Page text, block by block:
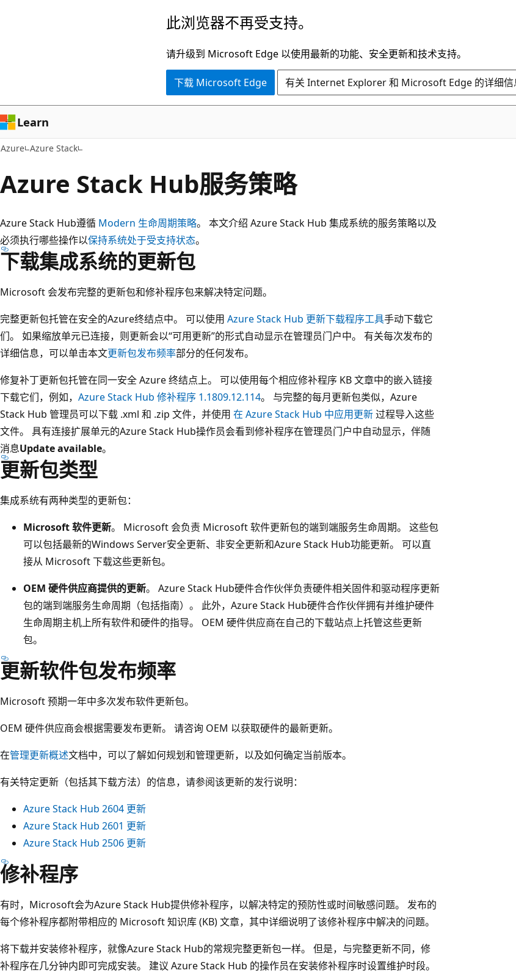
容
此浏览器不再受支持。
请升级到 Microsoft Edge 以使用最新的功能、安全更新和技术支持。
下载 Microsoft Edge 有关 Internet Explorer 和 Microsoft Edge 的详细信
Learn
Azure Azure Stack
Azure Stack Hub服务策略
Azure Stack Hub遵循 Modern 生命周期策略。 本文介绍 Azure Stack Hub 集成系统的服务策略以及
必须执行哪些操作以保持系统处于受支持状态。
下载集成系统的更新包
Microsoft 会发布完整的更新包和修补程序包来解决特定问题。
完整更新包托管在安全的Azure终结点中。 可以使用 Azure Stack Hub 更新下载程序工具手动下载它
们。 如果缩放单元已连接，则更新会以“可用更新”的形式自动显示在管理员门户中。
有关每次发布的
详细信息，可以单击本文更新包发布频率部分的任何发布。
修复补丁更新包托管在同一安全 Azure 终结点上。 可以使用每个相应修补程序 KB 文章中的嵌入链接
下载它们，例如， Azure Stack Hub 修补程序 1.1809.12.114。 与完整的每月更新包类似，Azure
Stack Hub 管理员可以下载 .xml 和 .zip 文件，并使用 在 Azure Stack Hub 中应用更新过程导入这些
文件。 具有连接扩展单元的Azure Stack Hub操作员会看到修补程序在管理员门户中自动显示，伴随
消息Update available。
更新包类型
集成系统有两种类型的更新包：
Microsoft 软件更新。 Microsoft 会负责 Microsoft 软件更新包的端到端服务生命周期。 这些包
可以包括最新的Windows Server安全更新、非安全更新和Azure Stack Hub功能更新。 可以直
接从 Microsoft 下载这些更新包。
OEM 硬件供应商提供的更新。 Azure Stack Hub硬件合作伙伴负责硬件相关固件和驱动程序更新
包的端到端服务生命周期（包括指南）。 此外，Azure Stack Hub硬件合作伙伴拥有并维护硬件
生命周期主机上所有软件和硬件的指导。 OEM 硬件供应商在自己的下载站点上托管这些更新
包。
更新软件包发布频率
Microsoft 预期一年中多次发布软件更新包。
OEM 硬件供应商会根据需要发布更新。 请咨询 OEM 以获取硬件的最新更新。
在管理更新概述文档中，可以了解如何规划和管理更新，以及如何确定当前版本。
有关特定更新（包括其下载方法）的信息，请参阅该更新的发行说明：
Azure Stack Hub 2604 更新
Azure Stack Hub 2601 更新
Azure Stack Hub 2506 更新
修补程序
有时，Microsoft会为Azure Stack Hub提供修补程序，以解决特定的预防性或时间敏感问题。 发布的
每个修补程序都附带相应的 Microsoft 知识库 (KB) 文章，其中详细说明了该修补程序中解决的问题。
将下载并安装修补程序，就像Azure Stack Hub的常规完整更新包一样。 但是，与完整更新不同，修
补程序在几分钟内即可完成安装。 建议 Azure Stack Hub 的操作员在安装修补程序时设置维护时段。